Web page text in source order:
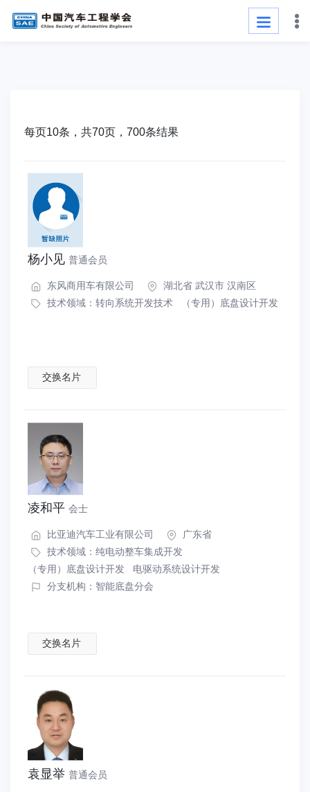
每页10条，共70页，700条结果
杨小见 普通会员
东风商用车有限公司
湖北省 武汉市 汉南区
技术领域： 转向系统开发技术 （专用）底盘设计开发
交换名片
凌和平 会士
比亚迪汽车工业有限公司
广东省
技术领域： 纯电动整车集成开发
（专用）底盘设计开发
电驱动系统设计开发
分支机构：智能底盘分会
交换名片
袁显举 普通会员